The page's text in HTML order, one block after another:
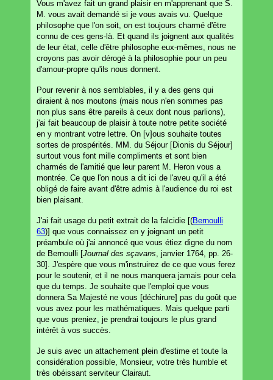
Vous m'avez fait un grand plaisir en m'apprenant que S.
M. vous avait demandé si je vous avais vu. Quelque
philosophe que l'on soit, on est toujours charmé d'être
connu de ces gens-là. Et quand ils joignent aux qualités
de leur état, celle d'être philosophe eux-mêmes, nous ne
croyons pas avoir dérogé à la philosophie pour un peu
d'amour-propre qu'ils nous donnent.
Pour revenir à nos semblables, il y a des gens qui
diraient à nos moutons (mais nous n'en sommes pas
non plus sans être pareils à ceux dont nous parlions),
j'ai fait beaucoup de plaisir à toute notre petite société
en y montrant votre lettre. On [v]ous souhaite toutes
sortes de prospérités. MM. du Séjour [Dionis du Séjour]
surtout vous font mille compliments et sont bien
charmés de l'amitié que leur parent M. Heron vous a
montrée. Ce que l'on nous a dit ici de l'aveu qu'il a été
obligé de faire avant d'être admis à l'audience du roi est
bien plaisant.
J'ai fait usage du petit extrait de la falcidie [(Bernoulli
63)] que vous connaissez en y joignant un petit
préambule où j'ai annoncé que vous étiez digne du nom
de Bernoulli [Journal des sçavans , janvier 1764, pp. 26-
30]. J'espère que vous m'instruirez de ce que vous ferez
pour le soutenir, et il ne nous manquera jamais pour cela
que du temps. Je souhaite que l'emploi que vous
donnera Sa Majesté ne vous [déchirure] pas du goût que
vous avez pour les mathématiques. Mais quelque parti
que vous preniez, je prendrai toujours le plus grand
intérêt à vos succès.
Je suis avec un attachement plein d'estime et toute la
considération possible, Monsieur, votre très humble et
très obéissant serviteur Clairaut.